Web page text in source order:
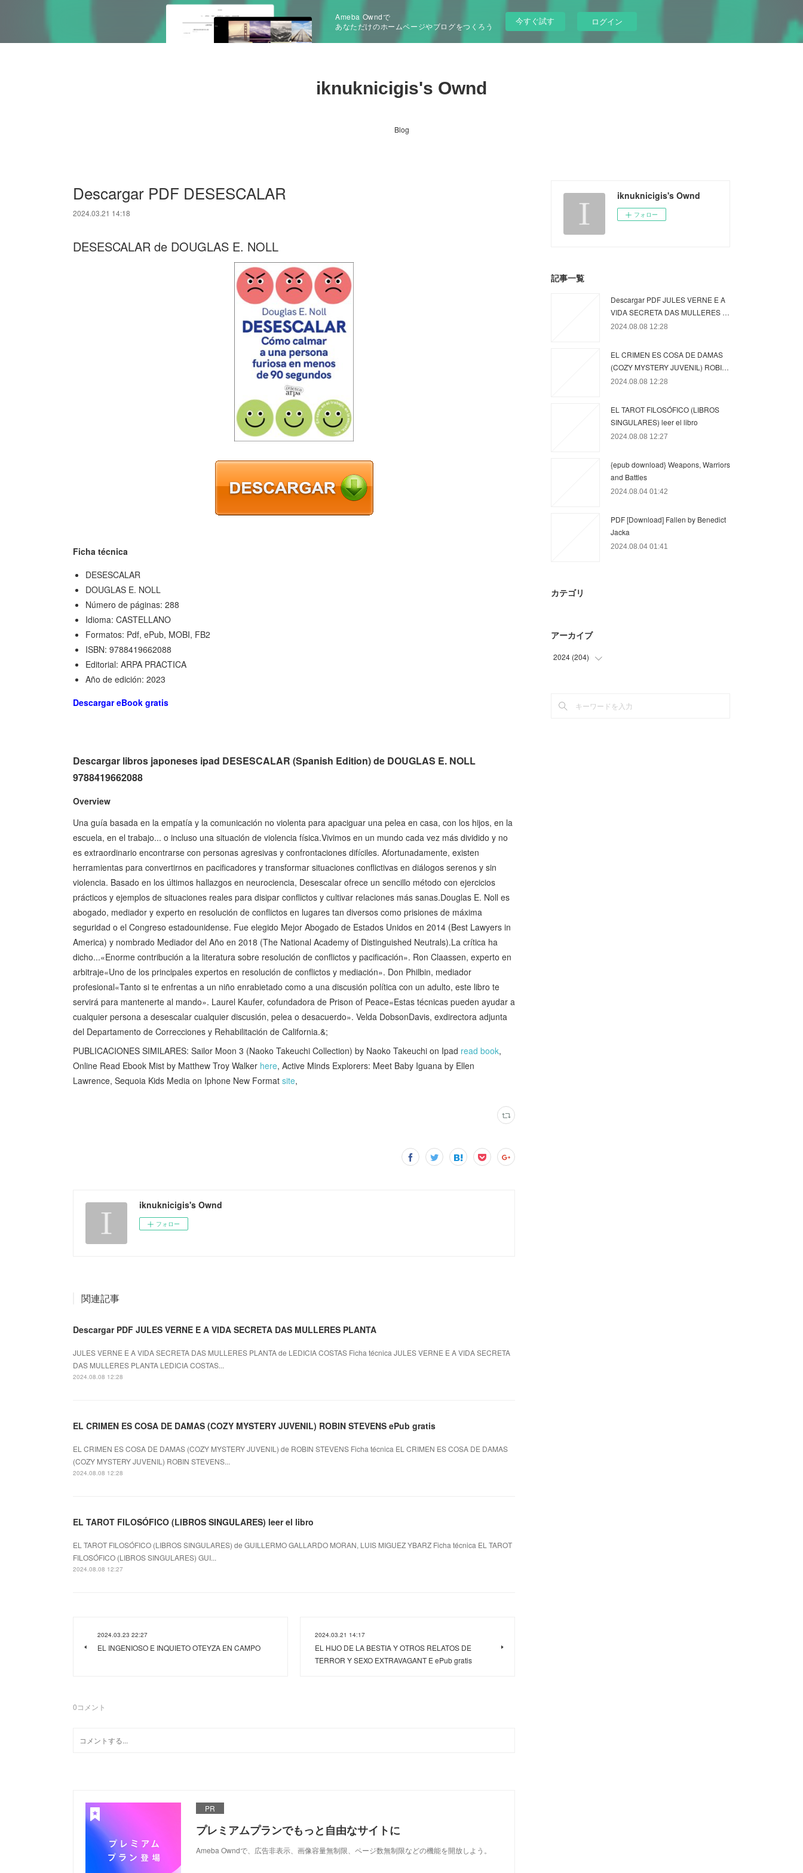
Ameba Owndで
あなただけのホームページやブログをつくろう
今すぐ試す ログイン
iknuknicigis's Ownd
Blog
Descargar PDF DESESCALAR
2024.03.21 14:18
DESESCALAR de DOUGLAS E. NOLL
Ficha técnica
DESESCALAR
DOUGLAS E. NOLL
Número de páginas: 288
Idioma: CASTELLANO
Formatos: Pdf, ePub, MOBI, FB2
ISBN: 9788419662088
Editorial: ARPA PRACTICA
Año de edición: 2023
Descargar eBook gratis
Descargar libros japoneses ipad DESESCALAR (Spanish Edition) de DOUGLAS E. NOLL
9788419662088
Overview
Una guía basada en la empatía y la comunicación no violenta para apaciguar una pelea en casa, con los hijos, en la
escuela, en el trabajo... o incluso una situación de violencia física.Vivimos en un mundo cada vez más dividido y no
es extraordinario encontrarse con personas agresivas y confrontaciones difíciles. Afortunadamente, existen
herramientas para convertirnos en pacificadores y transformar situaciones conflictivas en diálogos serenos y sin
violencia. Basado en los últimos hallazgos en neurociencia, Desescalar ofrece un sencillo método con ejercicios
prácticos y ejemplos de situaciones reales para disipar conflictos y cultivar relaciones más sanas.Douglas E. Noll es
abogado, mediador y experto en resolución de conflictos en lugares tan diversos como prisiones de máxima
seguridad o el Congreso estadounidense. Fue elegido Mejor Abogado de Estados Unidos en 2014 (Best Lawyers in
America) y nombrado Mediador del Año en 2018 (The National Academy of Distinguished Neutrals).La crítica ha
dicho...«Enorme contribución a la literatura sobre resolución de conflictos y pacificación». Ron Claassen, experto en
arbitraje«Uno de los principales expertos en resolución de conflictos y mediación». Don Philbin, mediador
profesional«Tanto si te enfrentas a un niño enrabietado como a una discusión política con un adulto, este libro te
servirá para mantenerte al mando». Laurel Kaufer, cofundadora de Prison of Peace«Estas técnicas pueden ayudar a
cualquier persona a desescalar cualquier discusión, pelea o desacuerdo». Velda DobsonDavis, exdirectora adjunta
del Departamento de Correcciones y Rehabilitación de California.&;
PUBLICACIONES SIMILARES: Sailor Moon 3 (Naoko Takeuchi Collection) by Naoko Takeuchi on Ipad read book,
Online Read Ebook Mist by Matthew Troy Walker here, Active Minds Explorers: Meet Baby Iguana by Ellen
Lawrence, Sequoia Kids Media on Iphone New Format site,
iknuknicigis's Ownd
フォロー
関連記事
Descargar PDF JULES VERNE E A VIDA SECRETA DAS MULLERES PLANTA
JULES VERNE E A VIDA SECRETA DAS MULLERES PLANTA de LEDICIA COSTAS Ficha técnica JULES VERNE E A VIDA SECRETA
DAS MULLERES PLANTA LEDICIA COSTAS...
2024.08.08 12:28
EL CRIMEN ES COSA DE DAMAS (COZY MYSTERY JUVENIL) ROBIN STEVENS ePub gratis
EL CRIMEN ES COSA DE DAMAS (COZY MYSTERY JUVENIL) de ROBIN STEVENS Ficha técnica EL CRIMEN ES COSA DE DAMAS
(COZY MYSTERY JUVENIL) ROBIN STEVENS...
2024.08.08 12:28
EL TAROT FILOSÓFICO (LIBROS SINGULARES) leer el libro
EL TAROT FILOSÓFICO (LIBROS SINGULARES) de GUILLERMO GALLARDO MORAN, LUIS MIGUEZ YBARZ Ficha técnica EL TAROT
FILOSÓFICO (LIBROS SINGULARES) GUI...
2024.08.08 12:27
2024.03.23 22:27
EL INGENIOSO E INQUIETO OTEYZA EN CAMPO
2024.03.21 14:17
EL HIJO DE LA BESTIA Y OTROS RELATOS DE
TERROR Y SEXO EXTRAVAGANT E ePub gratis
0コメント
PR
プレミアムプランでもっと自由なサイトに
Ameba Owndで、広告非表示、画像容量無制限、ページ数無制限などの機能を開放しよう。
iknuknicigis's Ownd
フォロー
記事一覧
Descargar PDF JULES VERNE E A
VIDA SECRETA DAS MULLERES …
2024.08.08 12:28
EL CRIMEN ES COSA DE DAMAS
(COZY MYSTERY JUVENIL) ROBI…
2024.08.08 12:28
EL TAROT FILOSÓFICO (LIBROS
SINGULARES) leer el libro
2024.08.08 12:27
{epub download} Weapons, Warriors
and Battles
2024.08.04 01:42
PDF [Download] Fallen by Benedict
Jacka
2024.08.04 01:41
カテゴリ
アーカイブ
2024 (204)
(